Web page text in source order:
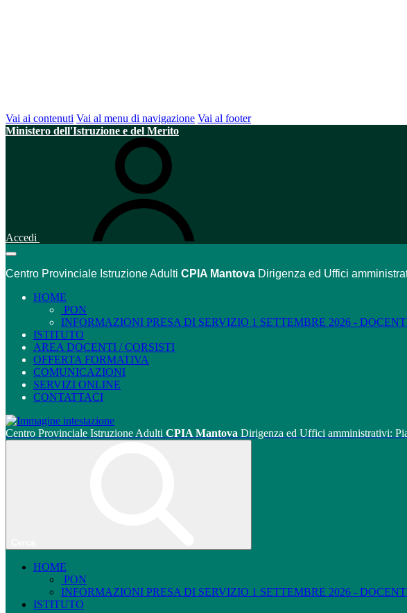
Vai ai contenuti Vai al menu di navigazione Vai al footer
Ministero dell'Istruzione e del Merito
Accedi
Centro Provinciale Istruzione Adulti CPIA Mantova Dirigenza ed Uffici
HOME
PON
INFORMAZIONI PRESA DI SERVIZIO 1 SETTEMBRE 2026 -
ISTITUTO
AREA DOCENTI / CORSISTI
OFFERTA FORMATIVA
COMUNICAZIONI
SERVIZI ONLINE
CONTATTACI
Centro Provinciale Istruzione Adulti CPIA Mantova Dirigenza ed Uffici amministrativi:
HOME
PON
INFORMAZIONI PRESA DI SERVIZIO 1 SETTEMBRE 2026 -
ISTITUTO